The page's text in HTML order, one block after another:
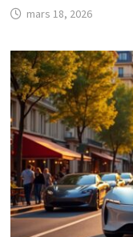
mars 18, 2026